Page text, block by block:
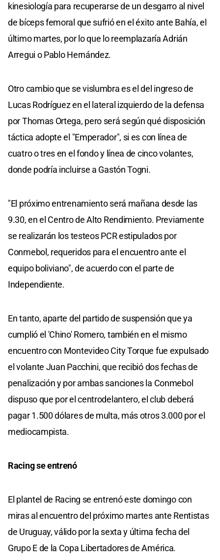
kinesiología para recuperarse de un desgarro al nivel
de bíceps femoral que sufrió en el éxito ante Bahía, el
último martes, por lo que lo reemplazaría Adrián
Arregui o Pablo Hernández.
Otro cambio que se vislumbra es el del ingreso de
Lucas Rodríguez en el lateral izquierdo de la defensa
por Thomas Ortega, pero será según qué disposición
táctica adopte el "Emperador", si es con línea de
cuatro o tres en el fondo y línea de cinco volantes,
donde podría incluirse a Gastón Togni.
"El próximo entrenamiento será mañana desde las
9.30, en el Centro de Alto Rendimiento. Previamente
se realizarán los testeos PCR estipulados por
Conmebol, requeridos para el encuentro ante el
equipo boliviano", de acuerdo con el parte de
Independiente.
En tanto, aparte del partido de suspensión que ya
cumplió el 'Chino' Romero, también en el mismo
encuentro con Montevideo City Torque fue expulsado
el volante Juan Pacchini, que recibió dos fechas de
penalización y por ambas sanciones la Conmebol
dispuso que por el centrodelantero, el club deberá
pagar 1.500 dólares de multa, más otros 3.000 por el
mediocampista.
Racing se entrenó
El plantel de Racing se entrenó este domingo con
miras al encuentro del próximo martes ante Rentistas
de Uruguay, válido por la sexta y última fecha del
Grupo E de la Copa Libertadores de América.